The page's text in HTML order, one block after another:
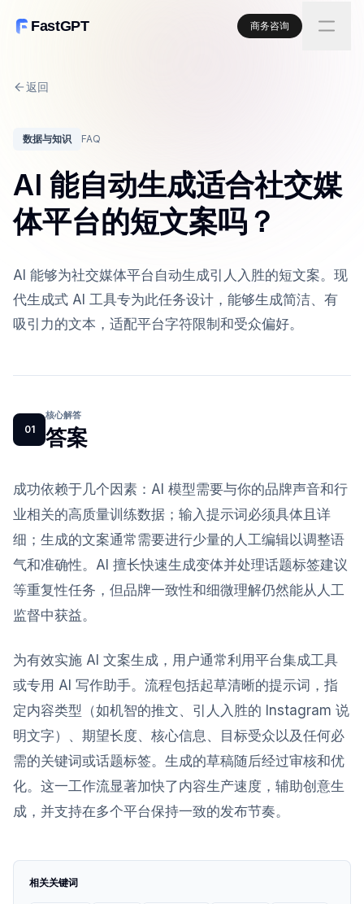
FastGPT 商务咨询
返回
数据与知识 FAQ
AI 能自动生成适合社交媒
体平台的短文案吗？
AI 能够为社交媒体平台自动生成引人入胜的短文案。现
代生成式 AI 工具专为此任务设计，能够生成简洁、有
吸引力的文本，适配平台字符限制和受众偏好。
01
核心解答
答案
成功依赖于几个因素：AI 模型需要与你的品牌声音和行
业相关的高质量训练数据；输入提示词必须具体且详
细；生成的文案通常需要进行少量的人工编辑以调整语
气和准确性。AI 擅长快速生成变体并处理话题标签建议
等重复性任务，但品牌一致性和细微理解仍然能从人工
监督中获益。
为有效实施 AI 文案生成，用户通常利用平台集成工具
或专用 AI 写作助手。流程包括起草清晰的提示词，指
定内容类型（如机智的推文、引人入胜的 Instagram 说
明文字）、期望长度、核心信息、目标受众以及任何必
需的关键词或话题标签。生成的草稿随后经过审核和优
化。这一工作流显著加快了内容生产速度，辅助创意生
成，并支持在多个平台保持一致的发布节奏。
相关关键词